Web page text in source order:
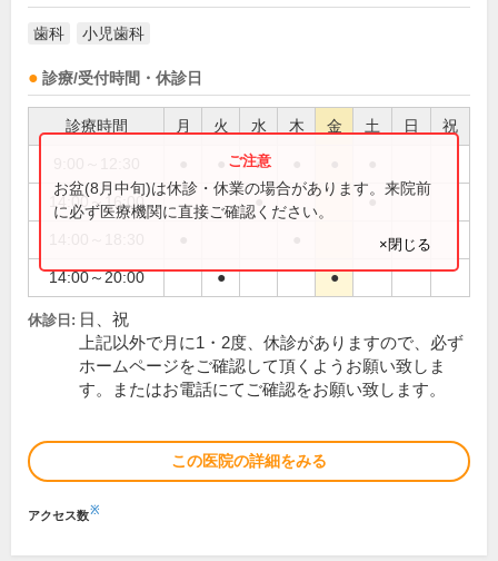
歯科 小児歯科
診療/受付時間・休診日
診療時間 月 火 水 木 金 土 日 祝
●
14:00～16:00 ● ●
14:00～20:00 ● ●
お盆(8月中旬)は休診・休業の場合があります。来院前
に必ず医療機関に直接ご確認ください。
×閉じる
休診日: 日、祝
上記以外で月に1・2度、休診がありますので、必ず
ホームページをご確認して頂くようお願い致しま
す。またはお電話にてご確認をお願い致します。
この医院の詳細をみる
アクセス数※